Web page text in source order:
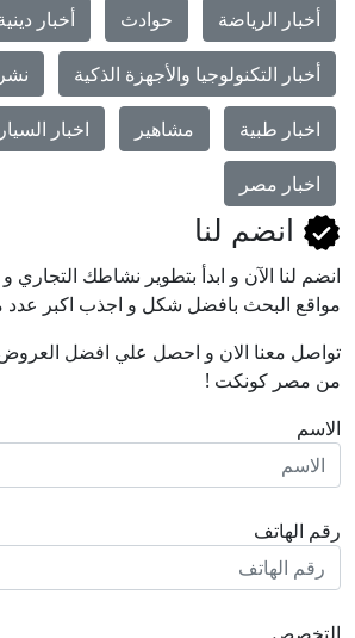
الرياضة حوادث أخبار دينية
والأجهزة الذكية نشرة الآثار
طبية مشاهير اخبار السيارات
مصر
لنا
اﻵن و ابدأ بتطوير نشاطك التجاري و اضمن
بافضل شكل و اجذب اكبر عدد من
الان و احصل علي افضل العروض
كونكت !